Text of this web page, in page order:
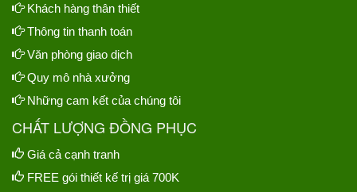
Khách hàng thân thiết
Thông tin thanh toán
Văn phòng giao dịch
Quy mô nhà xưởng
Những cam kết của chúng tôi
CHẤT LƯỢNG ĐỒNG PHỤC
Giá cả cạnh tranh
FREE gói thiết kế trị giá 700K